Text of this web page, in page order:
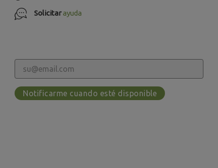
Solicitarayuda
Notificarme cuando esté disponible